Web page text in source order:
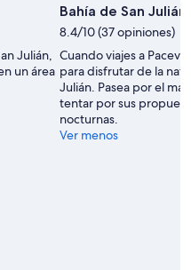
de
uso
libre
tomada
por
Project
Forever
Julián,
un área
Bahía de San Julián
8.4/10 (37 opiniones)
Cuando viajes a
para disfrutar de la
Julián. Pasea por el
tentar por sus
nocturnas.
Ver menos